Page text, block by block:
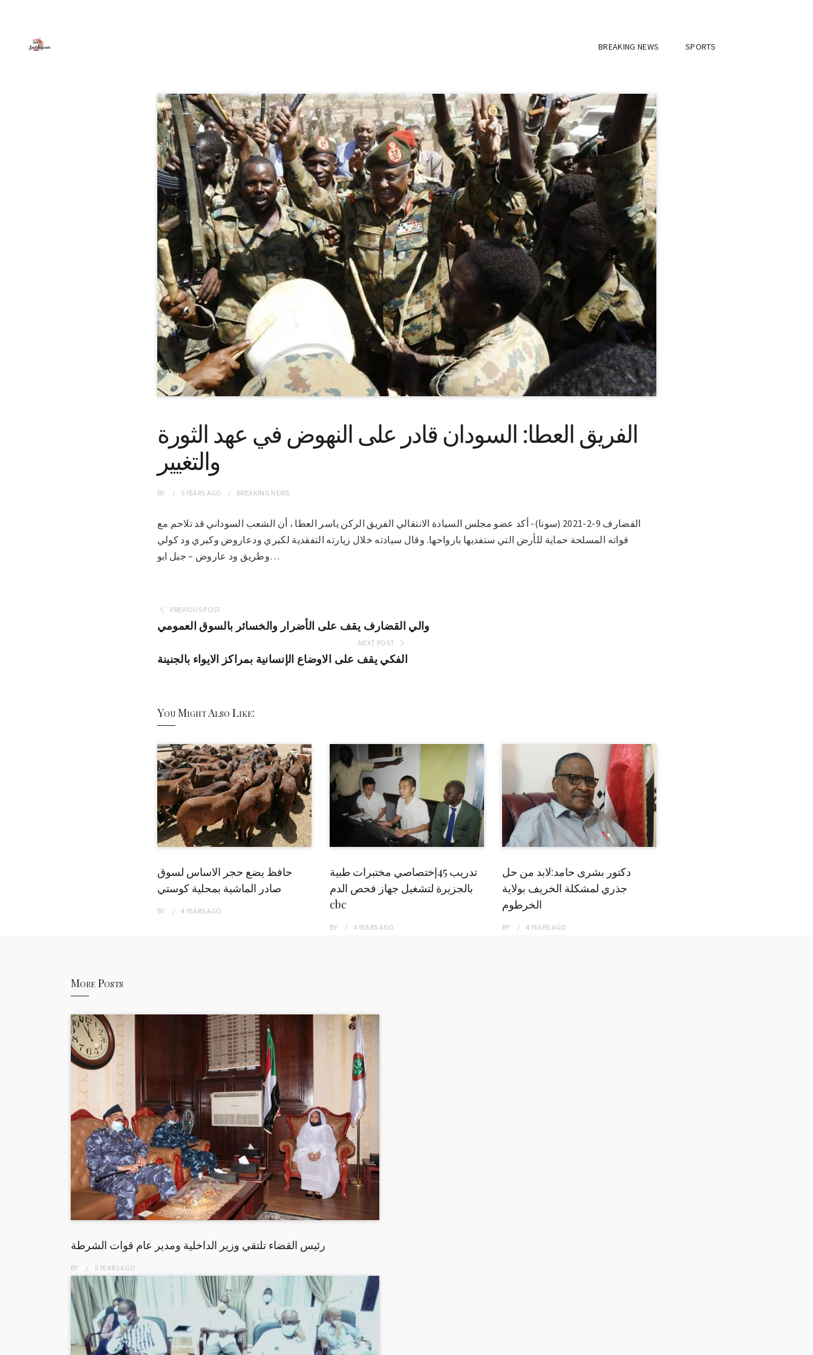
BREAKING NEWS SPORTS
الفريق العطا: السودان قادر على النهوض في عهد الثورة
والتغيير
BY 5 YEARS AGO BREAKING NEWS
القضارف 9-2-2021 (سونا)- أكد عضو مجلس السيادة الانتقالي الفريق الركن ياسر العطا ، أن الشعب السوداني قد تلاحم مع
قواته المسلحة حماية للأرض التي ستفديها بارواحها. وقال سيادته خلال زيارته التفقدية لكبري ودعاروض وكبري ود كولي
وطريق ود عاروض – جبل ابو…
PREVIOUS POST
والي القضارف يقف على الأضرار والخسائر بالسوق العمومي
NEXT POST
الفكي يقف على الاوضاع الإنسانية بمراكز الايواء بالجنينة
You Might Also Like:
حافظ يضع حجر الاساس لسوق
صادر الماشية بمحلية كوستي
BY 4 YEARS AGO
تدريب 45إختصاصي مختبرات طبية
بالجزيرة لتشغيل جهاز فحص الدم
cbc
BY 4 YEARS AGO
دكتور بشرى حامد:لابد من حل
جذري لمشكلة الخريف بولاية
الخرطوم
BY 4 YEARS AGO
More Posts
رئيس القضاء تلتقي وزير الداخلية ومدير عام قوات الشرطة
BY 5 YEARSAGO